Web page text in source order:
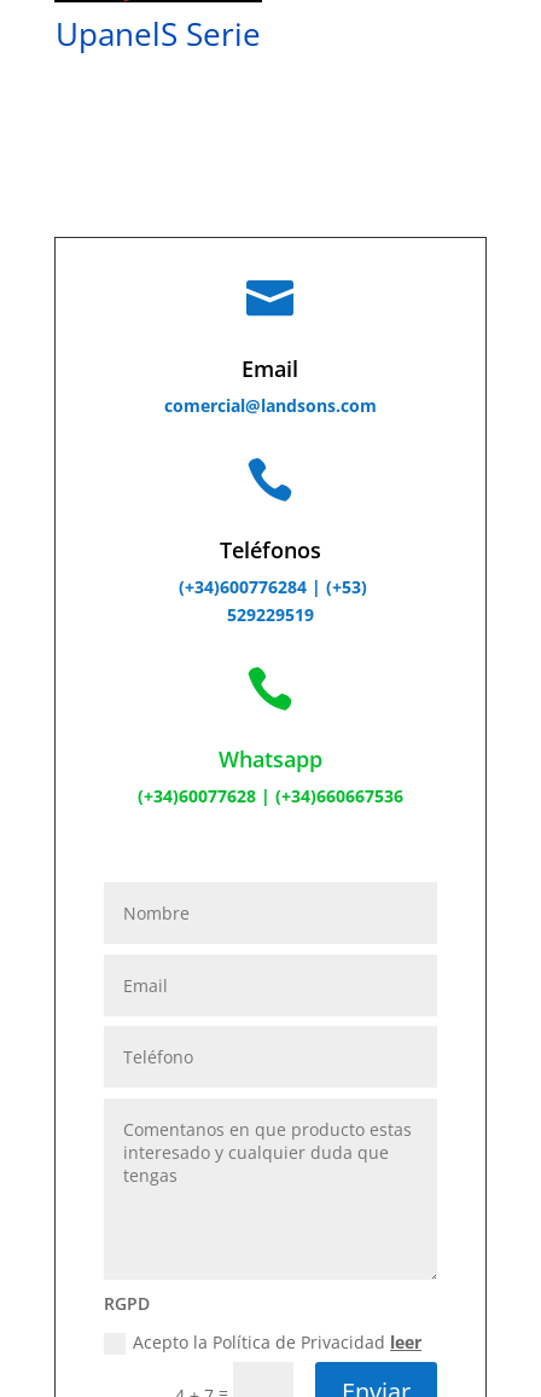
UpanelS Serie

Email
comercial@landsons.com

Teléfonos
(+34)600776284 | (+53)
529229519

Whatsapp
(+34)60077628| (+34)660667536
RGPD
Acepto la Política de Privacidad leer
=